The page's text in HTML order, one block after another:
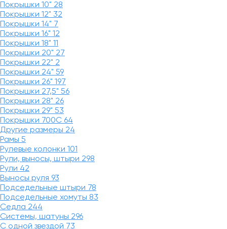
Покрышки 10" 28
Покрышки 12" 32
Покрышки 14" 7
Покрышки 16" 12
Покрышки 18" 11
Покрышки 20" 27
Покрышки 22" 2
Покрышки 24" 59
Покрышки 26" 197
Покрышки 27,5" 56
Покрышки 28" 26
Покрышки 29" 53
Покрышки 700C 64
Другие размеры 24
Рамы 5
Рулевые колонки 101
Рули, выносы, штыри 298
Рули 42
Выносы руля 93
Подседельные штыри 78
Подседельные хомуты 83
Седла 244
Системы, шатуны 296
С одной звездой 73